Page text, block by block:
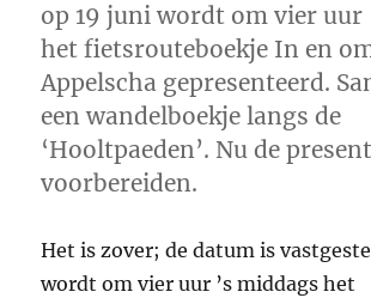
op 19 juni wordt om vier uur
het fietsrouteboekje In en
Appelscha gepresenteerd.
een wandelboekje langs de
‘Hooltpaeden’. Nu de
voorbereiden.
Het is zover; de datum is
wordt om vier uur ’s middags het